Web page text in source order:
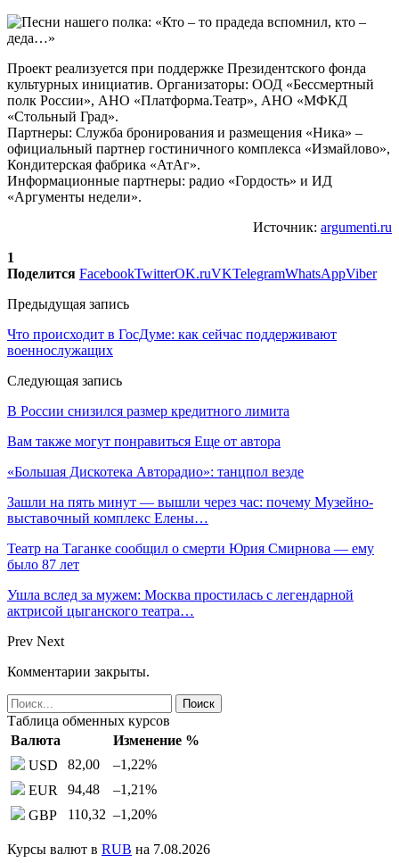
Проект реализуется при поддержке Президентского фонда
культурных инициатив. Организаторы: ООД «Бессмертный
полк России», АНО «Платформа.Театр», АНО «МФКД
«Стольный Град».
Партнеры: Служба бронирования и размещения «Ника» –
официальный партнер гостиничного комплекса «Измайлово»,
Кондитерская фабрика «АтАг».
Информационные партнеры: радио «Гордость» и ИД
«Аргументы недели».
Источник: argumenti.ru
1
Поделится FacebookTwitterOK.ruVKTelegramWhatsAppViber
Предыдущая запись
Что происходит в ГосДуме: как сейчас поддерживают
военнослужащих
Следующая запись
В России снизился размер кредитного лимита
Вам также могут понравиться Еще от автора
«Большая Дискотека Авторадио»: танцпол везде
Зашли на пять минут — вышли через час: почему Музейно-
выставочный комплекс Елены…
Театр на Таганке сообщил о смерти Юрия Смирнова — ему
было 87 лет
Ушла вслед за мужем: Москва простилась с легендарной
актрисой цыганского театра…
Prev Next
Комментарии закрыты.
Таблица обменных курсов
Валюта
Изменение %
USD
82,00 –1,22%
EUR
94,48 –1,21%
GBP
110,32 –1,20%
Курсы валют в RUB на 7.08.2026